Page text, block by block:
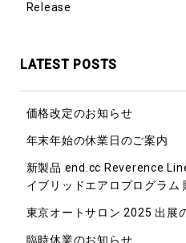
Release
LATEST POSTS
価格改定のお知らせ
年末年始の休業日のご案内
新製品 end.cc Reverence
イブリッドエアロプログラム
東京オートサロン 2025 出展
臨時休業のお知らせ